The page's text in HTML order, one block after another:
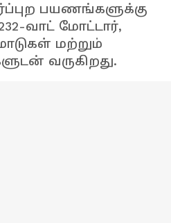
பயணங்களுக்கு
வாட் மோட்டார்,
மற்றும்
வருகிறது.